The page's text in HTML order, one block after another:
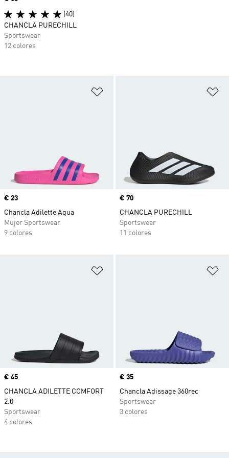
Precio
€ 23
Chancla Adilette Aqua
Mujer Sportswear
9 colores
Precio
€ 70
CHANCLA PURECHILL
Sportswear
11 colores
Precio
€ 45
CHANCLA ADILETTE COMFORT
2.0
Sportswear
4 colores
Precio
€ 35
Chancla Adissage 360rec
Sportswear
3 colores
(40)
CHANCLA PURECHILL
Sportswear
12 colores